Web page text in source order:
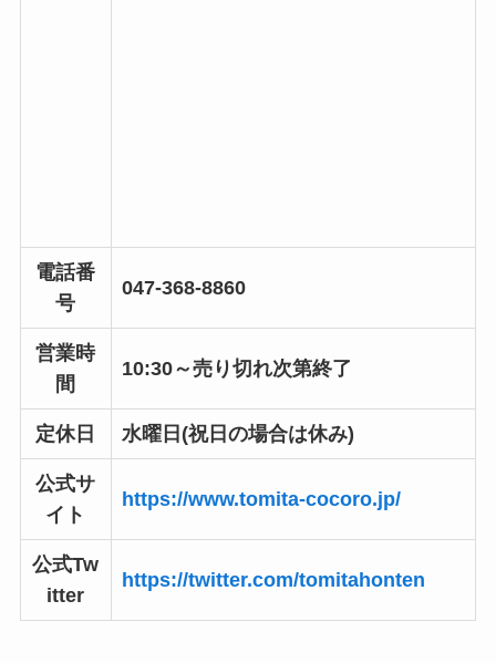
電話番
号
047-368-8860
営業時
間
10:30～売り切れ次第終了
定休日 水曜日(祝日の場合は休み)
公式サ
イト
https://www.tomita-cocoro.jp/
公式Tw
itter
https://twitter.com/tomitahonten